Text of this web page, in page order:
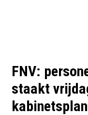
FNV:
staakt